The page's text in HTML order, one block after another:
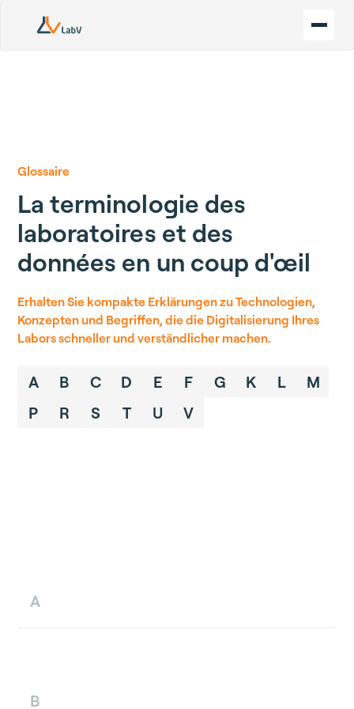
Glossaire
La terminologie des
laboratoires et des
données en un coup d'œil
Erhalten Sie kompakte Erklärungen zu Technologien,
Konzepten und Begriffen, die die Digitalisierung Ihres
Labors schneller und verständlicher machen.
A B C D E F G K L
M
P
R S T U V
A
B